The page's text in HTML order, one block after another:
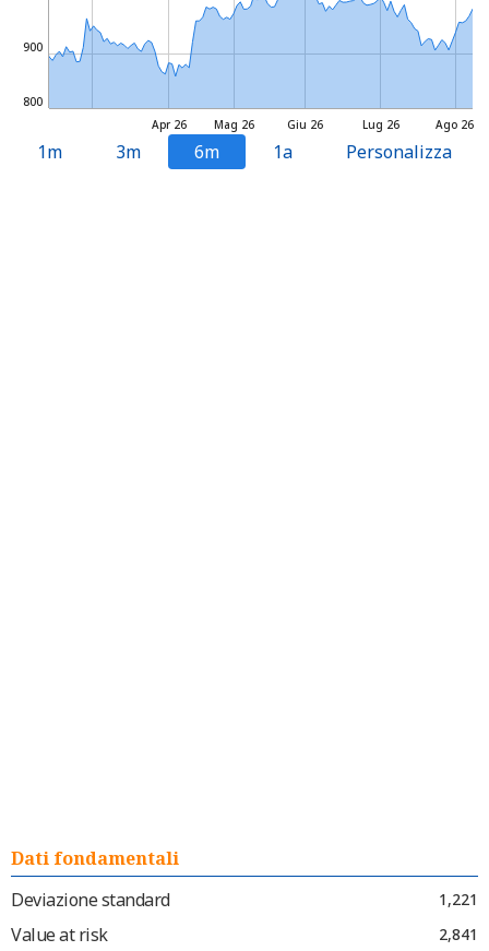
Mag 26 Lug 26
Apr 26 Giu 26 Ago 26
800
900
1m 3m 6m 1a Personalizza
Dati fondamentali
Deviazione standard
1,221
Value at risk 2,841